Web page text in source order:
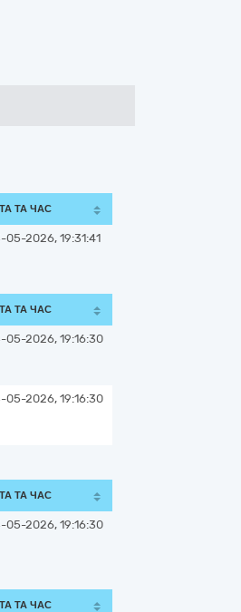
ТА ЧАС
05-2026, 19:31:41
ТА ЧАС
05-2026, 19:16:30
05-2026, 19:16:30
ТА ЧАС
05-2026, 19:16:30
ТА ЧАС